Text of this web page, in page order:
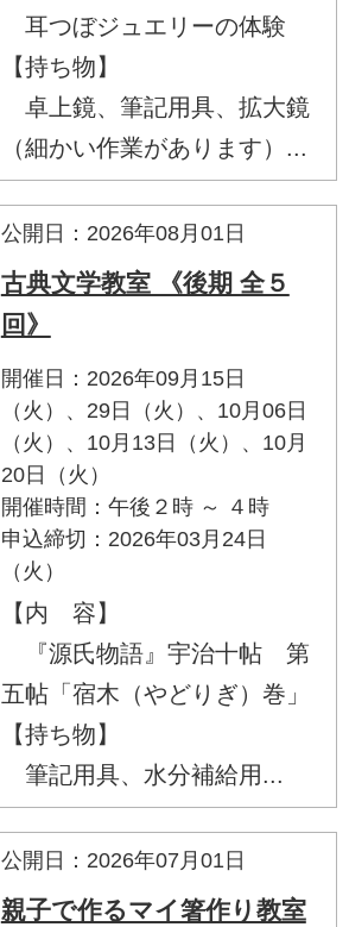
耳つぼジュエリーの体験
【持ち物】
卓上鏡、筆記用具、拡大鏡
（細かい作業があります）...
公開日：2026年08月01日
古典文学教室 《後期 全５
回》
開催日：2026年09月15日
（火）、29日（火）、10月06日
（火）、10月13日（火）、10月
20日（火）
開催時間：午後２時 ～ ４時
申込締切：2026年03月24日
（火）
【内 容】
『源氏物語』宇治十帖 第
五帖「宿木（やどりぎ）巻」
【持ち物】
筆記用具、水分補給用...
公開日：2026年07月01日
親子で作るマイ箸作り教室